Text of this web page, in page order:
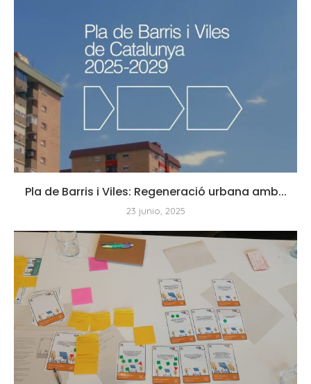
Pla de Barris i Viles: Regeneració urbana amb...
23 junio, 2025